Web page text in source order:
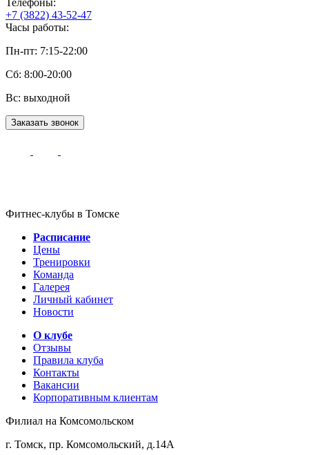
+7 (3822) 43-52-47
Часы работы:
Пн-пт: 7:15-22:00
Сб: 8:00-20:00
Вс: выходной
Заказать звонок
Фитнес-клубы в Томске
Расписание
Цены
Тренировки
Команда
Галерея
Личный кабинет
Новости
О клубе
Отзывы
Правила клуба
Контакты
Вакансии
Корпоративным клиентам
Филиал на Комсомольском
г. Томск, пр. Комсомольский, д.14А